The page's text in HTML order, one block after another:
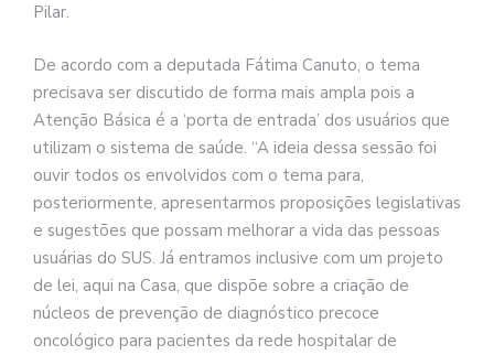
Pilar.
De acordo com a deputada Fátima Canuto, o tema
precisava ser discutido de forma mais ampla pois a
Atenção Básica é a ‘porta de entrada’ dos usuários que
utilizam o sistema de saúde. “A ideia dessa sessão foi
ouvir todos os envolvidos com o tema para,
posteriormente, apresentarmos proposições legislativas
e sugestões que possam melhorar a vida das pessoas
usuárias do SUS. Já entramos inclusive com um projeto
de lei, aqui na Casa, que dispõe sobre a criação de
núcleos de prevenção de diagnóstico precoce
oncológico para pacientes da rede hospitalar de